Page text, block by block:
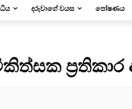
දරුවාගේ වයස පෝෂණය
ප්‍රතිකාර